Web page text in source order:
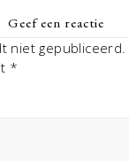
Geef een reactie
niet gepubliceerd.
*